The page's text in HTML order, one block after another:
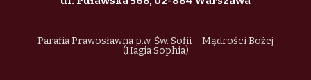
Parafia Prawosławna p.w. Św. Sofii – Mądrości Bożej
(Hagia Sophia)